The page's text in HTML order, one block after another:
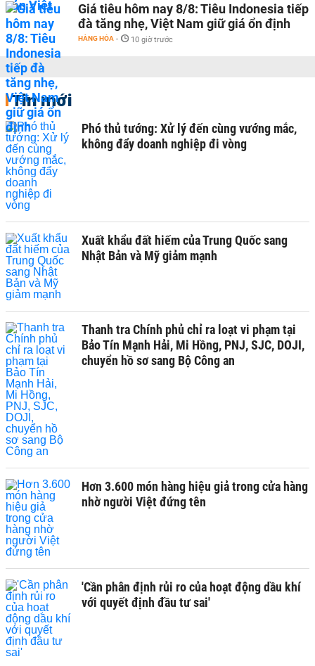
Giá tiêu hôm nay 8/8: Tiêu Indonesia tiếp
đà tăng nhẹ, Việt Nam giữ giá ổn định
HÀNG HÓA - 10 giờ trước
Tin mới
Phó thủ tướng: Xử lý đến cùng vướng mắc,
không đẩy doanh nghiệp đi vòng
Xuất khẩu đất hiếm của Trung Quốc sang
Nhật Bản và Mỹ giảm mạnh
Thanh tra Chính phủ chỉ ra loạt vi phạm tại
Bảo Tín Mạnh Hải, Mi Hồng, PNJ, SJC, DOJI,
chuyển hồ sơ sang Bộ Công an
Hơn 3.600 món hàng hiệu giả trong cửa hàng
nhờ người Việt đứng tên
'Cần phân định rủi ro của hoạt động dầu khí
với quyết định đầu tư sai'